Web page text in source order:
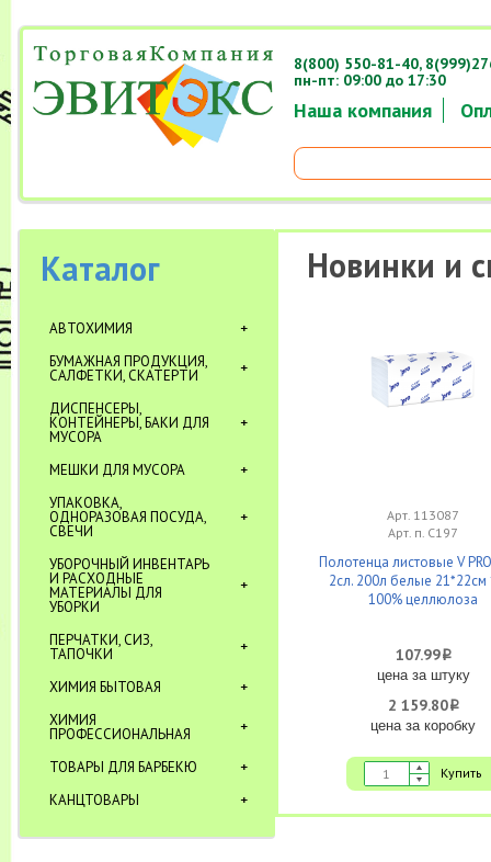
Наша компания
8(800) 550-81-40,
пн-пт: 09:00 до 17:30
Каталог
АВТОХИМИЯ
БУМАЖНАЯ ПРОДУКЦИЯ,
САЛФЕТКИ, СКАТЕРТИ
ДИСПЕНСЕРЫ,
КОНТЕЙНЕРЫ, БАКИ ДЛЯ
МУСОРА
МЕШКИ ДЛЯ МУСОРА
УПАКОВКА,
ОДНОРАЗОВАЯ ПОСУДА,
СВЕЧИ
УБОРОЧНЫЙ ИНВЕНТАРЬ
И РАСХОДНЫЕ
МАТЕРИАЛЫ ДЛЯ
УБОРКИ
ПЕРЧАТКИ, СИЗ,
ТАПОЧКИ
ХИМИЯ БЫТОВАЯ
ХИМИЯ
ПРОФЕССИОНАЛЬНАЯ
ТОВАРЫ ДЛЯ БАРБЕКЮ
КАНЦТОВАРЫ
Новинки и
Арт. 113087
Арт. п. С197
Полотенца листовые V
2сл. 200л белые 21*22см
100% целлюлоза
107.99i
цена за штуку
2 159.80i
цена за коробку
Купить